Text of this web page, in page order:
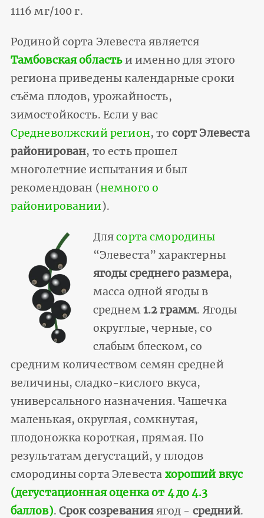
1116 мг/100 г.
Родиной сорта Элевеста является
Тамбовская областьи именно для этого
региона приведены календарные сроки
съёма плодов, урожайность,
зимостойкость. Если у вас
Средневолжский регион, то сорт Элевеста
районирован, то есть прошел
многолетние испытания и был
рекомендован (немного о
районировании).
Длясорта смородины
“Элевеста” характерны
ягоды среднего размера,
масса одной ягоды в
среднем1.2 грамм. Ягоды
округлые, черные, со
слабым блеском, со
средним количеством семян средней
величины, сладко-кислого вкуса,
универсального назначения. Чашечка
маленькая, округлая, сомкнутая,
плодоножка короткая, прямая. По
результатам дегустаций, у плодов
смородины сорта Элевеста хороший вкус
(дегустационная оценка от 4 до 4.3
баллов).Срок созреванияягод - средний.